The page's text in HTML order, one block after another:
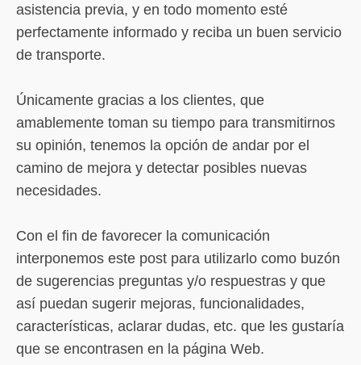
asistencia previa, y en todo momento esté
perfectamente informado y reciba un buen servicio
de transporte.
Únicamente gracias a los clientes, que
amablemente toman su tiempo para transmitirnos
su opinión, tenemos la opción de andar por el
camino de mejora y detectar posibles nuevas
necesidades.
Con el fin de favorecer la comunicación
interponemos este post para utilizarlo como buzón
de sugerencias preguntas y/o respuestras y que
así puedan sugerir mejoras, funcionalidades,
características, aclarar dudas, etc. que les gustaría
que se encontrasen en la página Web.